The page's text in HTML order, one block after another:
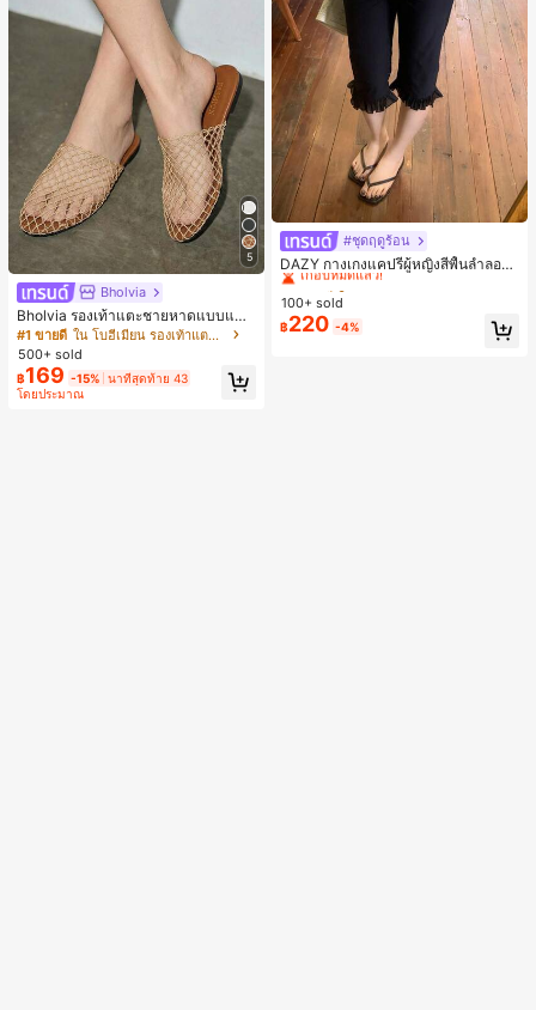
5
Bholvia
Bholvia รองเท้าแตะชายหาดแบบแบน
สบาย ๆ ลายฉลุมาใหม่สำหรับผู้หญิง
#1 ขายดี
ใน โบฮีเมียน รองเท้าแตะผู้หญิง
500+ sold
฿169 -15% นาทีสุดท้าย 43
โดยประมาณ
#ชุดฤดูร้อน
DAZY กางเกงแคปรีผู้หญิงสีพื้นลำลองช
ายระบายฤดูร้อน
#4 ขายดี
เกือบหมดแล้ว!
#4 ขายดี
เกือบหมดแล้ว!
#4 ขายดี
เกือบหมดแล้ว!
#4 ขายดี
ใน K-J Trend Picks กางเกงผู้หญิง
100+ sold
฿220 -4%